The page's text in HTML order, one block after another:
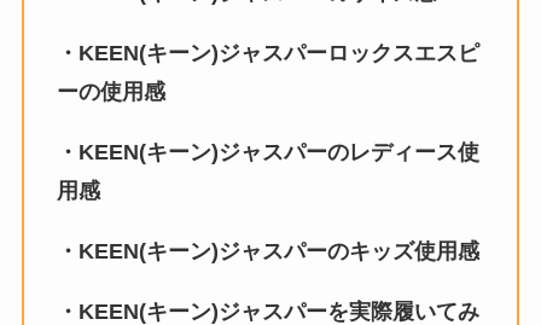
・KEEN(キーン)ジャスパーロックスエスピ
ーの使用感
・KEEN(キーン)ジャスパーのレディース使
用感
・KEEN(キーン)ジャスパーのキッズ使用感
・KEEN(キーン)ジャスパーを実際履いてみ